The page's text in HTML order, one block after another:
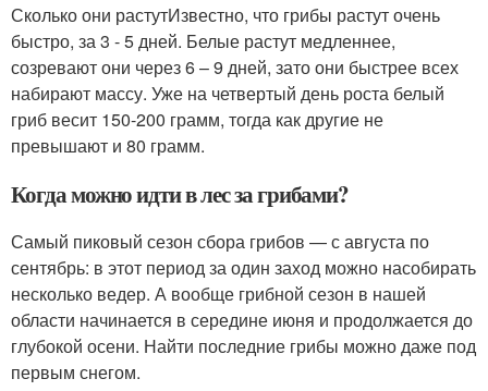
Сколько они растутИзвестно, что грибы растут очень
быстро, за 3 - 5 дней. Белые растут медленнее,
созревают они через 6 – 9 дней, зато они быстрее всех
набирают массу. Уже на четвертый день роста белый
гриб весит 150-200 грамм, тогда как другие не
превышают и 80 грамм.
Когда можно идти в лес за грибами?
Самый пиковый сезон сбора грибов — с августа по
сентябрь: в этот период за один заход можно насобирать
несколько ведер. А вообще грибной сезон в нашей
области начинается в середине июня и продолжается до
глубокой осени. Найти последние грибы можно даже под
первым снегом.